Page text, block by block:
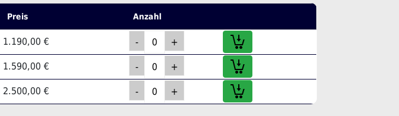
Preis Anzahl
1.190,00 €
1.590,00 €
2.500,00 €